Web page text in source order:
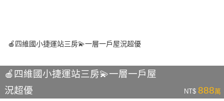
🍎四維國小捷運站三房💫一層一戶屋
況超優
NT$ 888萬